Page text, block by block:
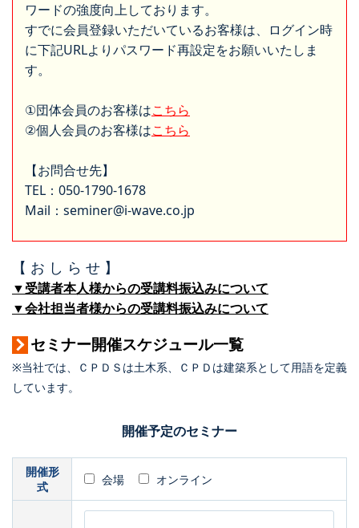
ワードの強度向上しております。
すでに会員登録いただいているお客様は、ログイン時
に下記URLよりパスワード再設定をお願いいたしま
す。
①団体会員のお客様はこちら
②個人会員のお客様はこちら
【お問合せ先】
TEL：050-1790-1678
Mail：seminer@i-wave.co.jp
【 お し ら せ 】
▼受講者本人様からの受講料振込みについて
▼会社担当者様からの受講料振込みについて
セミナー開催スケジュール一覧
※当社では、ＣＰＤＳは土木系、ＣＰＤは建築系として用語を定義
しています。
開催予定のセミナー
開催形
式
会場 オンライン